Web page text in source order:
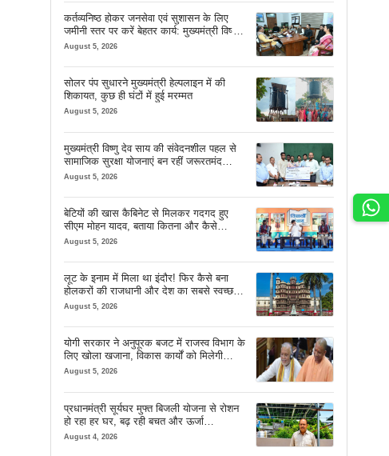
कर्तव्यनिष्ठ होकर जनसेवा एवं सुशासन के लिए
जमीनी स्तर पर करें बेहतर कार्य: मुख्यमंत्री विष्णु
देव साय
August 5, 2026
सोलर पंप सुधारने मुख्यमंत्री हेल्पलाइन में की
शिकायत, कुछ ही घंटों में हुई मरम्मत
August 5, 2026
मुख्यमंत्री विष्णु देव साय की संवेदनशील पहल से
सामाजिक सुरक्षा योजनाएं बन रहीं जरूरतमंद
परिवारों का मजबूत सहारा
August 5, 2026
बेटियों की खास कैबिनेट से मिलकर गदगद हुए
सीएम मोहन यादव, बताया कितना और कैसे
इस्तेमाल करें AI
August 5, 2026
लूट के इनाम में मिला था इंदौर! फिर कैसे बना
होलकरों की राजधानी और देश का सबसे स्वच्छ
शहर? जानें पूरी कहानी
August 5, 2026
योगी सरकार ने अनुपूरक बजट में राजस्व विभाग के
लिए खोला खजाना, विकास कार्यों को मिलेगी
रफ्तार
August 5, 2026
प्रधानमंत्री सूर्यघर मुफ्त बिजली योजना से रोशन
हो रहा हर घर, बढ़ रही बचत और ऊर्जा
आत्मनिर्भरता
August 4, 2026